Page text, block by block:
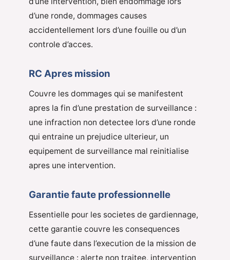
d’une ronde, dommages causes
accidentellement lors d’une fouille ou d’un
controle d’acces.
RC Apres mission
Couvre les dommages qui se manifestent
apres la fin d’une prestation de surveillance :
une infraction non detectee lors d’une ronde
qui entraine un prejudice ulterieur, un
equipement de surveillance mal reinitialise
apres une intervention.
Garantie faute professionnelle
Essentielle pour les societes de gardiennage,
cette garantie couvre les consequences
d’une faute dans l’execution de la mission de
surveillance : alerte non traitee, intervention